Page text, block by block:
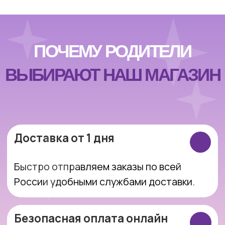
Подарочная упаковка
идеально для подарка.